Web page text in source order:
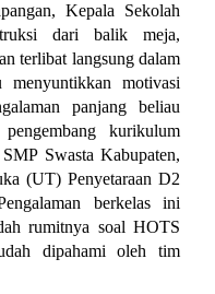
Kepala Sekolah
dari balik meja,
terlibat langsung dalam
menyuntikkan motivasi
panjang beliau
kurikulum
Swasta Kabupaten,
(UT) Penyetaraan D2
berkelas ini
rumitnya soal HOTS
dipahami oleh tim